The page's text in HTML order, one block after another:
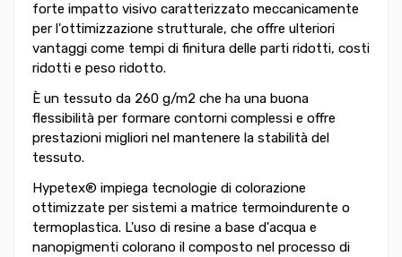
forte impatto visivo caratterizzato meccanicamente
per l'ottimizzazione strutturale, che offre ulteriori
vantaggi come tempi di finitura delle parti ridotti, costi
ridotti e peso ridotto.
È un tessuto da 260 g/m2 che ha una buona
flessibilità per formare contorni complessi e offre
prestazioni migliori nel mantenere la stabilità del
tessuto.
Hypetex® impiega tecnologie di colorazione
ottimizzate per sistemi a matrice termoindurente o
termoplastica. L'uso di resine a base d'acqua e
nanopigmenti colorano il composto nel processo di